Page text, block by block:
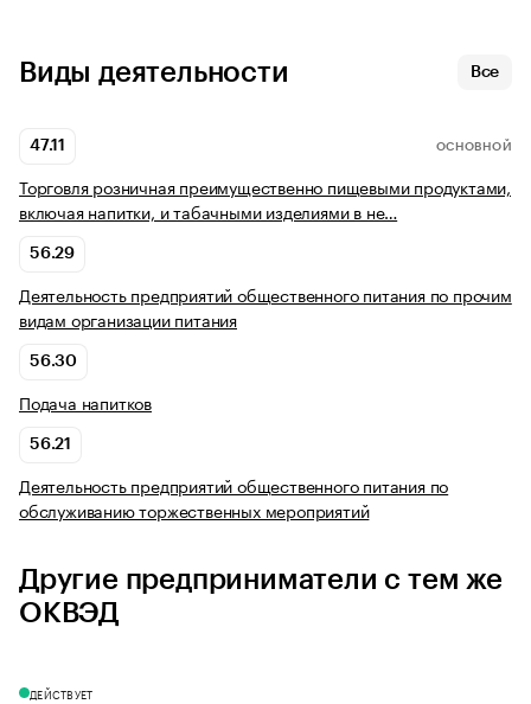
Виды деятельности Все
47.11 ОСНОВНОЙ
Торговля розничная преимущественно пищевыми продуктами,
включая напитки, и табачными изделиями в не…
56.29
Деятельность предприятий общественного питания по прочим
видам организации питания
56.30
Подача напитков
56.21
Деятельность предприятий общественного питания по
обслуживанию торжественных мероприятий
Другие предприниматели с тем же
ОКВЭД
ДЕЙСТВУЕТ